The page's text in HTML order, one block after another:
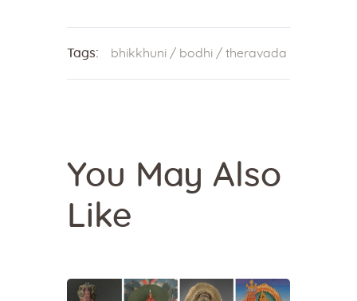
Tags: bhikkhuni/ bodhi/ theravada
You May Also
Like